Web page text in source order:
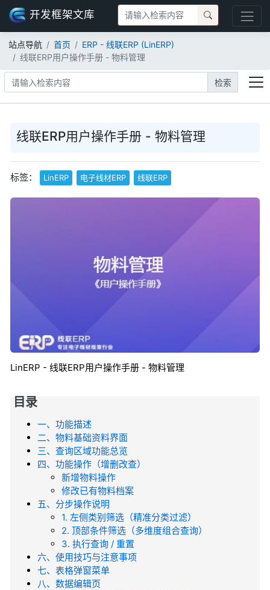
开发框架文库
站点导航 首页
ERP - 线联ERP (LinERP)
线联ERP用户操作手册 - 物料管理
检索
线联ERP用户操作手册 - 物料管理
标签： LinERP 电子线材ERP 线联ERP
LinERP - 线联ERP用户操作手册 - 物料管理
目录
一、功能描述
二、物料基础资料界面
三、查询区域功能总览
四、功能操作（增删改查）
新增物料操作
修改已有物料档案
五、分步操作说明
1. 左侧类别筛选（精准分类过滤）
2. 顶部条件筛选（多维度组合查询）
3. 执行查询 / 重置
六、使用技巧与注意事项
七、表格弹窗菜单
八、数据编辑页